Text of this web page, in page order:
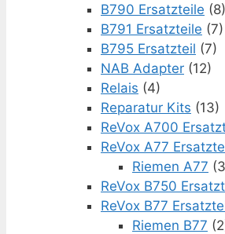
B790 Ersatzteile (8)
B791 Ersatzteile (7)
B795 Ersatzteil (7)
NAB Adapter (12)
Relais (4)
Reparatur Kits (13)
ReVox A700
ReVox A77
Riemen A77
ReVox B750
ReVox B77
Riemen B77